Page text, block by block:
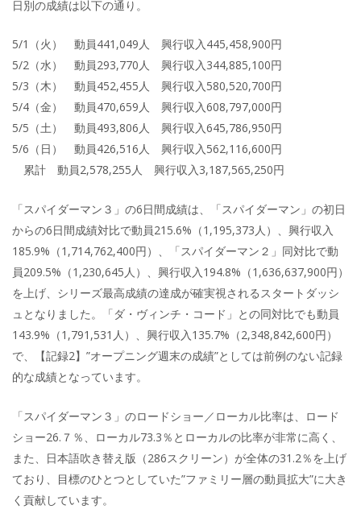
日別の成績は以下の通り。
5/1（火） 動員441,049人 興行収入445,458,900円
5/2（水） 動員293,770人 興行収入344,885,100円
5/3（木） 動員452,455人 興行収入580,520,700円
5/4（金） 動員470,659人 興行収入608,797,000円
5/5（土） 動員493,806人 興行収入645,786,950円
5/6（日） 動員426,516人 興行収入562,116,600円
累計 動員2,578,255人 興行収入3,187,565,250円
「スパイダーマン３」の6日間成績は、「スパイダーマン」の初日
からの6日間成績対比で動員215.6%（1,195,373人）、興行収入
185.9%（1,714,762,400円）、「スパイダーマン２」同対比で動
員209.5%（1,230,645人）、興行収入194.8%（1,636,637,900円）
を上げ、シリーズ最高成績の達成が確実視されるスタートダッシ
ュとなりました。「ダ・ヴィンチ・コード」との同対比でも動員
143.9%（1,791,531人）、興行収入135.7%（2,348,842,600円）
で、【記録2】”オープニング週末の成績”としては前例のない記録
的な成績となっています。
「スパイダーマン３」のロードショー／ローカル比率は、ロード
ショー26.７％、ローカル73.3％とローカルの比率が非常に高く、
また、日本語吹き替え版（286スクリーン）が全体の31.2％を上げ
ており、目標のひとつとしていた”ファミリー層の動員拡大”に大き
く貢献しています。